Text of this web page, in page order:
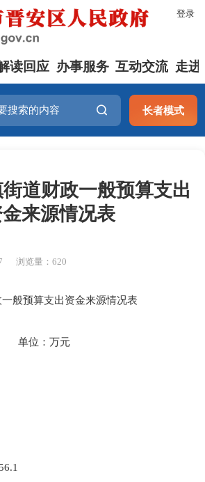
登录
读回应 办事服务 互动交流 走进
长者模式
道财政一般预算支出
来源情况表
浏览量：620
般预算支出资金来源情况表
万元